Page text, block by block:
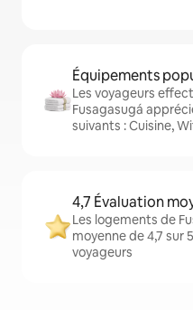
Équipements
Les voyageurs
Fusagasugá
suivants : Cuisine,
4,7 Évaluation
Les logements de
moyenne de 4,7 sur
voyageurs